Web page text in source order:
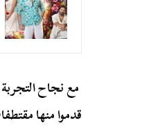
مع نجاح
قدموا منها